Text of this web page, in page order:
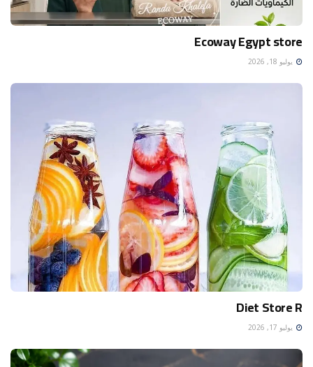
Ecoway Egypt store
يوليو 18, 2026
Diet Store R
يوليو 17, 2026